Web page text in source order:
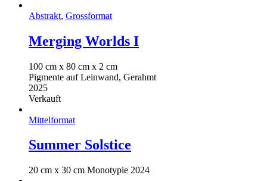
Abstrakt, Grossformat
Merging Worlds I
100 cm x 80 cm x 2 cm
Pigmente auf Leinwand, Gerahmt
2025
Verkauft
Mittelformat
Summer Solstice
20 cm x 30 cm Monotypie 2024